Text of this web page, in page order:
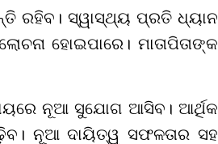
ରହିବ। ସ୍ୱାସ୍ଥ୍ୟ ପ୍ରତି ଧ୍ୟାନ
ହୋଇପାରେ। ମାତାପିତାଙ୍କ
ନୂଆ ସୁଯୋଗ ଆସିବ। ଆର୍ଥିକ
ନୂଆ ଦାୟିତ୍ୱ ସଫଳତାର ସହ